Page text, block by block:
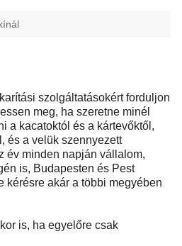
szolgáltatásokért forduljon
meg, ha szeretne minél
a kacatoktól és a kártevőktől,
és a velük szennyezett
év minden napján vállalom,
is, Budapesten és Pest
kérésre akár a többi megyében
is, ha egyelőre csak